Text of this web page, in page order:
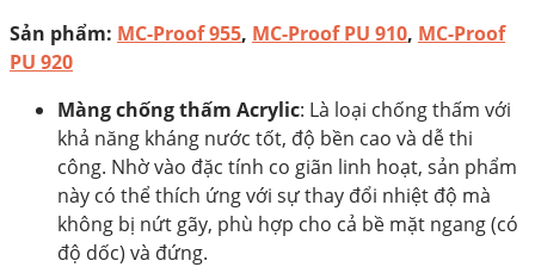
Sản phẩm: MC-Proof 955, MC-Proof PU 910, MC-Proof
PU 920
Màng chống thấm Acrylic: Là loại chống thấm với
khả năng kháng nước tốt, độ bền cao và dễ thi
công. Nhờ vào đặc tính co giãn linh hoạt, sản phẩm
này có thể thích ứng với sự thay đổi nhiệt độ mà
không bị nứt gãy, phù hợp cho cả bề mặt ngang (có
độ dốc) và đứng.